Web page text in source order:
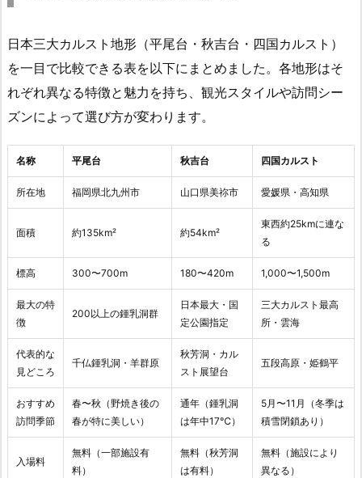
日本三大カルスト地形（平尾台・秋吉台・四国カルスト）
を一目で比較できる表を以下にまとめました。各地形はそ
れぞれ異なる特徴と魅力を持ち、観光スタイルや訪問シー
ズンによって選び方が変わります。
名称 平尾台 秋吉台 四国カルスト
所在地 福岡県北九州市 山口県美祢市 愛媛県・高知県
面積 約135km² 約54km²
東西約25kmに連な
る
標高 300〜700m 180〜420m 1,000〜1,500m
最大の特
徴
200以上の鍾乳洞群
日本最大・国
定公園指定
三大カルスト最高
所・雲海
代表的な
見どころ
千仏鍾乳洞・羊群原
秋芳洞・カル
スト展望台
五段高原・姫鶴平
おすすめ
訪問季節
春〜秋（野焼き後の
春が特に美しい）
通年（鍾乳洞
は年中17℃）
5月〜11月（冬季は
積雪閉鎖あり）
入場料
無料（一部施設有
料）
無料（秋芳洞
は有料）
無料（施設により
異なる）